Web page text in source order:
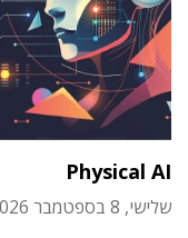
Physical AI
שלישי, 8 בספטמבר 2026